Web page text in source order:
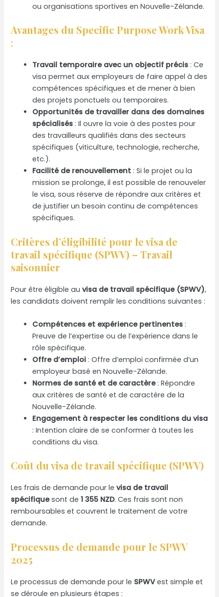
ou organisations sportives en Nouvelle-Zélande.
Avantages du Specific Purpose Work Visa
:
Travail temporaire avec un objectif précis : Ce
visa permet aux employeurs de faire appel à des
compétences spécifiques et de mener à bien
des projets ponctuels ou temporaires.
Opportunités de travailler dans des domaines
spécialisés : Il ouvre la voie à des postes pour
des travailleurs qualifiés dans des secteurs
spécifiques (viticulture, technologie, recherche,
etc.).
Facilité de renouvellement : Si le projet ou la
mission se prolonge, il est possible de renouveler
le visa, sous réserve de répondre aux critères et
de justifier un besoin continu de compétences
spécifiques.
Critères d’éligibilité pour le visa de
travail spécifique (SPWV) – Travail
saisonnier
Pour être éligible auvisa de travail spécifique (SPWV),
les candidats doivent remplir les conditions suivantes :
Compétences et expérience pertinentes :
Preuve de l’expertise ou de l’expérience dans le
rôle spécifique.
Offre d’emploi : Offre d’emploi confirmée d’un
employeur basé en Nouvelle-Zélande.
Normes de santé et de caractère: Répondre
aux critères de santé et de caractère de la
Nouvelle-Zélande.
Engagement à respecter les conditions du visa
: Intention claire de se conformer à toutes les
conditions du visa.
Coût du visa de travail spécifique (SPWV)
Les frais de demande pour levisa de travail
spécifiquesont de1 355 NZD. Ces frais sont non
remboursables et couvrent le traitement de votre
demande.
Processus de demande pour le SPWV
2025
Le processus de demande pour le SPWVest simple et
se déroule en plusieurs étapes :